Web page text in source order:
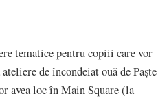
tematice pentru copiii care vor
de încondeiat ouă de Paște
avea loc în Main Square (la